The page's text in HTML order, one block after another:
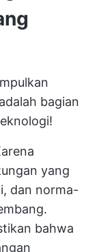
bagian
yang
dan norma-
bahwa